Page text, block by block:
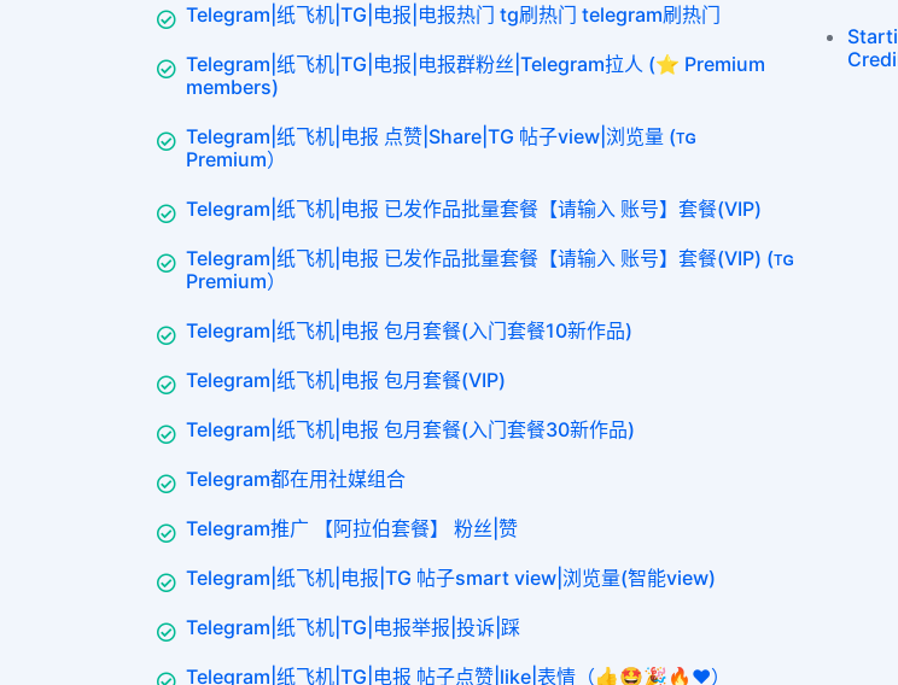
Telegram|纸飞机|TG|电报|电报热门 tg刷热门 telegram刷热门
Telegram|纸飞机|TG|电报|电报群粉丝|Telegram拉人 (⭐ Premium
members)
Telegram|纸飞机|电报 点赞|Share|TG 帖子view|浏览量 (ᴛɢ
Premium）
Telegram|纸飞机|电报 已发作品批量套餐【请输入 账号】套餐(VIP)
Telegram|纸飞机|电报 已发作品批量套餐【请输入 账号】套餐(VIP) (ᴛɢ
Premium）
Telegram|纸飞机|电报 包月套餐(入门套餐10新作品)
Telegram|纸飞机|电报 包月套餐(VIP)
Telegram|纸飞机|电报 包月套餐(入门套餐30新作品)
Telegram都在用社媒组合
Telegram推广 【阿拉伯套餐】 粉丝|赞
Telegram|纸飞机|电报|TG 帖子smart view|浏览量(智能view)
Telegram|纸飞机|TG|电报举报|投诉|踩
Telegram|纸飞机|TG|电报 帖子点赞|like|表情（👍🤩🎉🔥❤️）